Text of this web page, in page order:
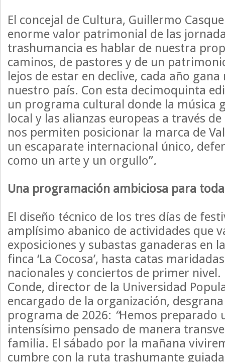
El concejal de Cultura, Guillermo
enorme valor patrimonial de las
trashumancia es hablar de nuestra
caminos, de pastores y de un
lejos de estar en declive, cada año
nuestro país. Con esta decimoquinta
un programa cultural donde la música
local y las alianzas europeas a través
nos permiten posicionar la marca de
un escaparate internacional único,
como un arte y un orgullo”.
Una programación ambiciosa para
El diseño técnico de los tres días de
amplísimo abanico de actividades que
exposiciones y subastas ganaderas en
finca ‘La Cocosa’, hasta catas
nacionales y conciertos de primer nivel.
Conde, director de la Universidad
encargado de la organización,
programa de 2026: “Hemos preparado
intensísimo pensado de manera
familia. El sábado por la mañana
cumbre con la ruta trashumante